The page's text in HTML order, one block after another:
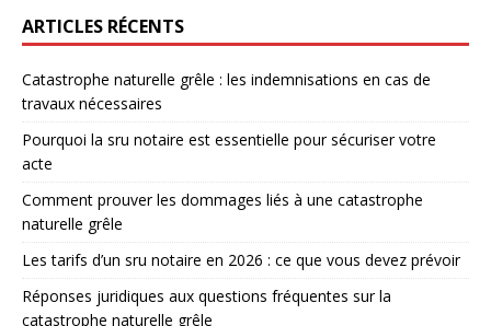
ARTICLES RÉCENTS
Catastrophe naturelle grêle : les indemnisations en cas de
travaux nécessaires
Pourquoi la sru notaire est essentielle pour sécuriser votre
acte
Comment prouver les dommages liés à une catastrophe
naturelle grêle
Les tarifs d’un sru notaire en 2026 : ce que vous devez prévoir
Réponses juridiques aux questions fréquentes sur la
catastrophe naturelle grêle